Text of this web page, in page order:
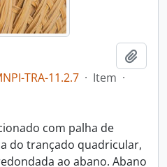
TRA-11.2.7 · Item ·
com palha de
do trançado quadricular,
ao abano. Abano